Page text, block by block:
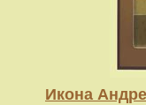
Икона